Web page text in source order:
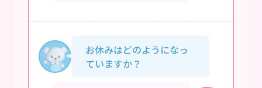
お休みはどのようになっ
ていますか？